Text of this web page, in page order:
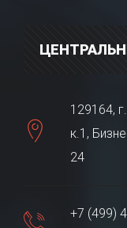
129164,
к.1,
24
+7 (499)